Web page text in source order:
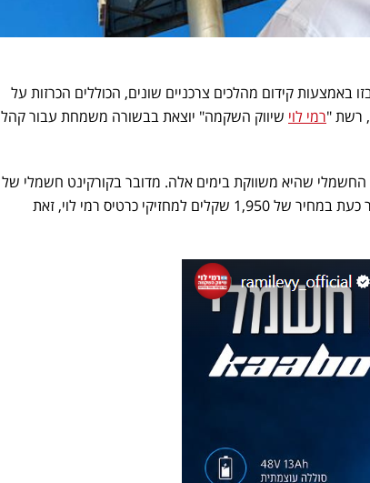
באמצעות קידום מהלכים צרכניים שונים, הכוללים הכרזות על
רשת "רמי לוי שיווק השקמה" יוצאת בבשורה משמחת עבור קהל
החשמלי שהיא משווקת בימים אלה. מדובר בקורקינט חשמלי של
המותג KAABO, דגם 48V 13AH. המוצר נמכר כעת במחיר של 1,950 שקלים למחזיקי כרטיס רמי לוי, זאת